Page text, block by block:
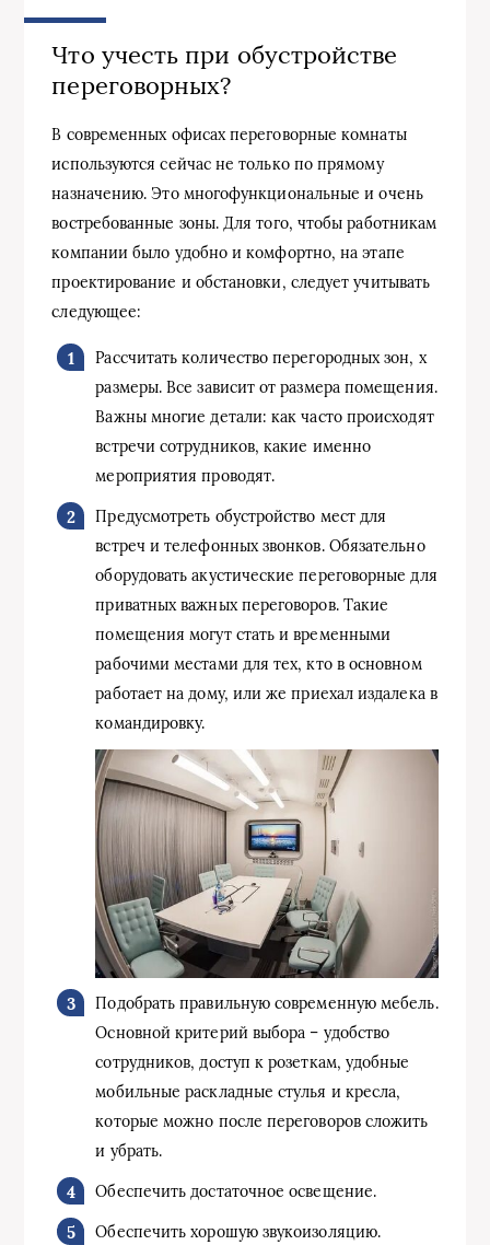
Что учесть при обустройстве
переговорных?
В современных офисах переговорные комнаты
используются сейчас не только по прямому
назначению. Это многофункциональные и очень
востребованные зоны. Для того, чтобы работникам
компании было удобно и комфортно, на этапе
проектирование и обстановки, следует учитывать
следующее:
Рассчитать количество перегородных зон, х
размеры. Все зависит от размера помещения.
Важны многие детали: как часто происходят
встречи сотрудников, какие именно
мероприятия проводят.
Предусмотреть обустройство мест для
встреч и телефонных звонков. Обязательно
оборудовать акустические переговорные для
приватных важных переговоров. Такие
помещения могут стать и временными
рабочими местами для тех, кто в основном
работает на дому, или же приехал издалека в
командировку.
Подобрать правильную современную мебель.
Основной критерий выбора – удобство
сотрудников, доступ к розеткам, удобные
мобильные раскладные стулья и кресла,
которые можно после переговоров сложить
и убрать.
Обеспечить достаточное освещение.
Обеспечить хорошую звукоизоляцию.